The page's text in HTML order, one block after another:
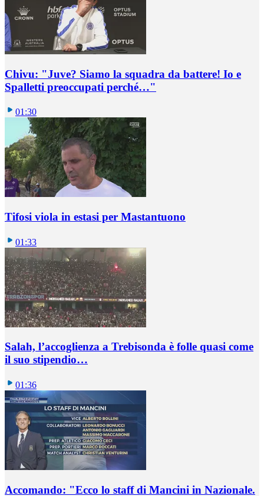
Chivu: "Juve? Siamo la squadra da battere! Io e
Spalletti preoccupati perché…"
01:30
Tifosi viola in estasi per Mastantuono
01:33
Salah, l’accoglienza a Trebisonda è folle quasi come
il suo stipendio…
01:36
Accomando: "Ecco lo staff di Mancini in Nazionale.